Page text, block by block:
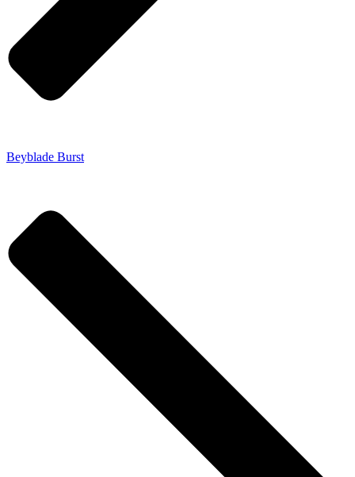
Beyblade Burst